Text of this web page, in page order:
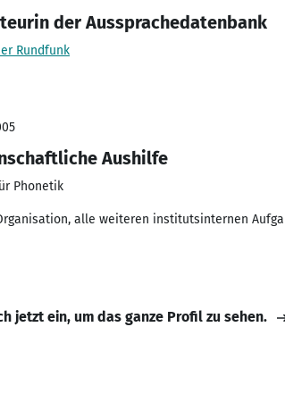
der Aussprachedatenbank
Rundfunk
Aushilfe
Phonetik
alle weiteren institutsinternen
jetzt ein, um das ganze Profil zu sehen.